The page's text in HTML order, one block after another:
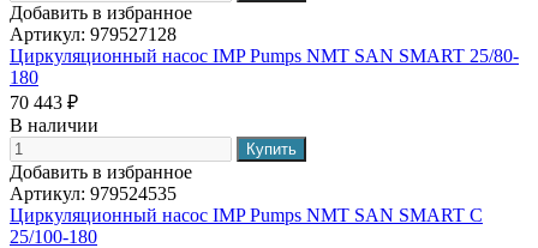
Добавить в избранное
Артикул: 979527128
Циркуляционный насос IMP Pumps NMT SAN SMART 25/80-
180
70 443 ₽
В наличии
Добавить в избранное
Артикул: 979524535
Циркуляционный насос IMP Pumps NMT SAN SMART C
25/100-180